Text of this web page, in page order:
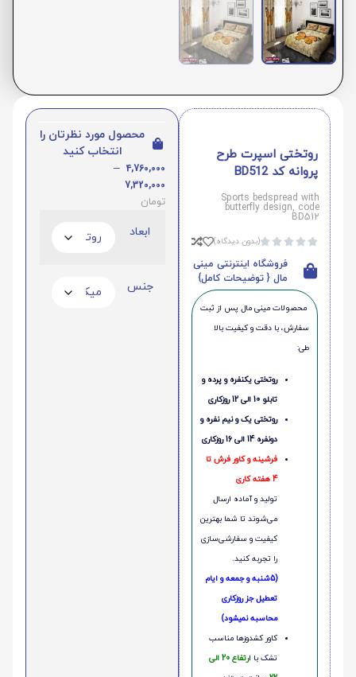
روتختی اسپرت طرح
پروانه کد BD512
Sports bedspread with
butterfly design, code
BD512




(بدون دیدگاه)
فروشگاه اینترنتی مینی
مال { توضیحات کامل}
محصولات مینی‌ مال پس از ثبت
سفارش، با دقت و کیفیت بالا
طی:
روتختی یکنفره و پرده و
تابلو 10 الی 12 روزکاری
روتختی یک و نیم نفره و
دونفره 14 الی 16 روزکاری
فرشینه و کاور فرش تا
4 هفته کاری
تولید و آماده ارسال
می‌شوند تا شما بهترین
کیفیت و سفارشی‌سازی
را تجربه کنید.
(5شنبه و جمعه و ایام
تعطیل جز روزکاری
محاسبه نمیشود)
کاور کشدوزها مناسب
تشک با ا
رتفاع 20 الی
محصول مورد نظرتان را
انتخاب کنید
4,760,000
–
7,320,000
تومان
ابعاد
جنس